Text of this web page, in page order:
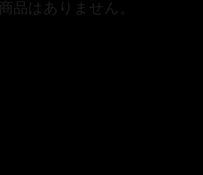
商品はありません。